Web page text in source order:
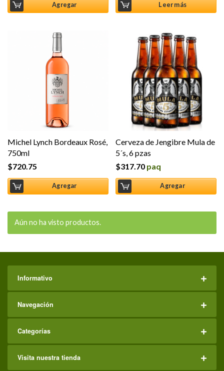
Agregar Leer más
Michel Lynch Bordeaux Rosé,
750ml
$720.75
Agregar
Cerveza de Jengibre Mula de
5´s, 6 pzas
$317.70 paq
Agregar
Aún no ha visto productos.
Informativo
Navegación
Categorías
Visita nuestra tienda